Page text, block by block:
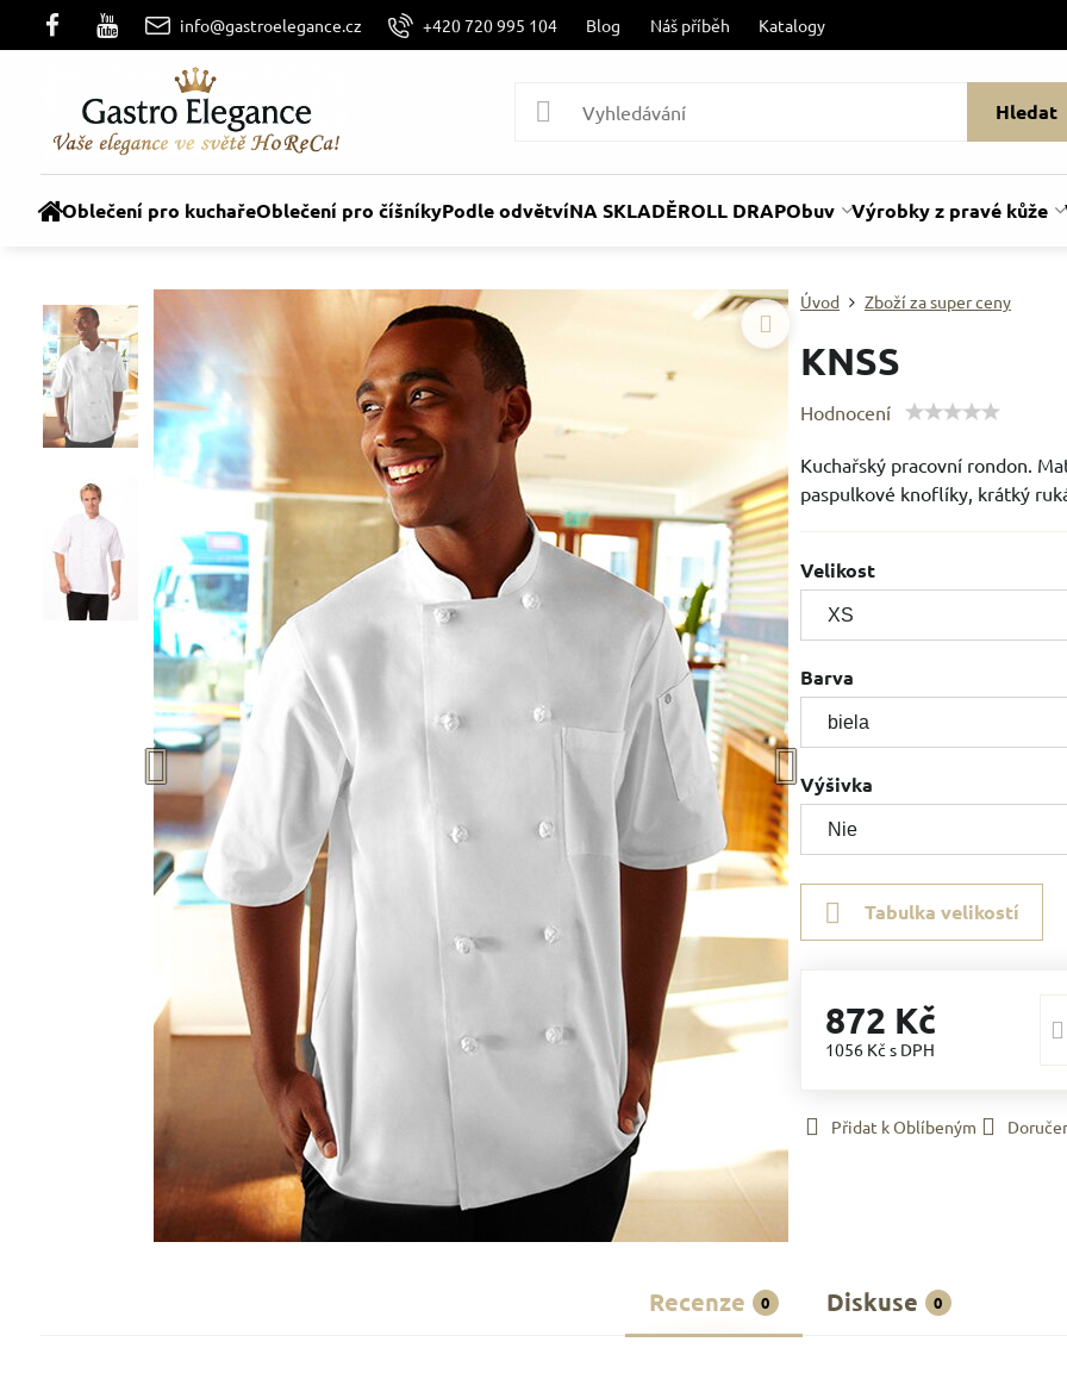
info@gastroelegance.cz +420 720 995 104 Blog Náš příběh Katalogy
Hledat
Oblečení pro kuchařeOblečení pro číšníkyPodle odvětvíNA SKLADĚROLL DRAPObuv Výrobky z pravé kůže
Úvod Zboží za super ceny
KNSS
Hodnocení
Kuchařský pracovní rondon.
paspulkové knoflíky, krátký
Velikost
Barva
Výšivka
Tabulka velikostí
872 Kč
1056 Kč s DPH
Přidat k Oblíbeným
Recenze 0 Diskuse 0